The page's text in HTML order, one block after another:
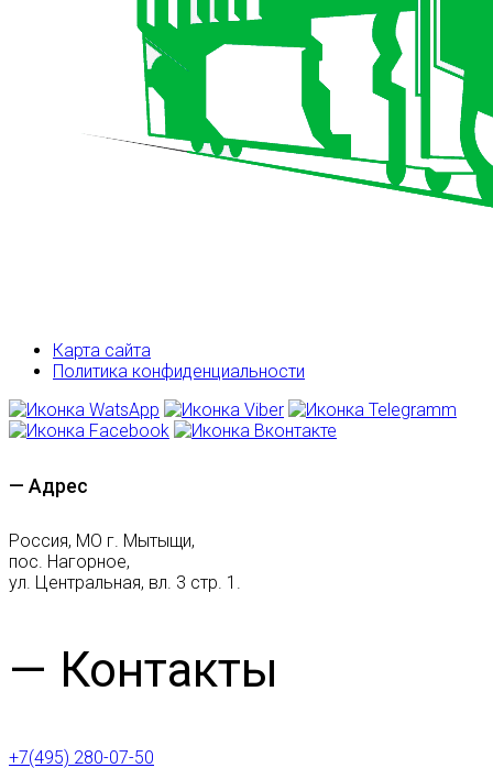
Карта сайта
Политика конфиденциальности
— Адрес
Россия, МО г. Мытыщи,
пос. Нагорное,
ул. Центральная, вл. 3 стр. 1.
— Контакты
+7(495) 280-07-50